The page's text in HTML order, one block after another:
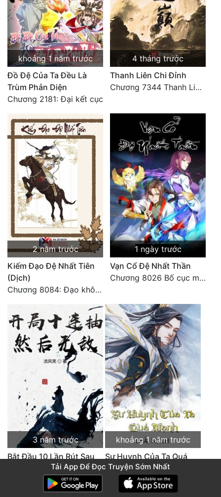
khoảng 1 năm trước
Đồ Đệ Của Ta Đều Là
Trùm Phản Diện
Chương 2181: Đại kết cục
4 tháng trước
Thanh Liên Chi Đỉnh
Chương 7344 Thanh Liên đỉnh (Đại kết cục) (2) HẾT.
2 năm trước
Kiếm Đạo Đệ Nhất Tiên
(Dịch)
Chương 8084: Đạo không bờ bến (Đại kết cục) (10)
1 ngày trước
Vạn Cổ Đệ Nhất Thần
Chương 8026 Bố cục mới
3 năm trước
Bắt Đầu 10 Lần Rút Sau
khoảng 1 năm trước
Sư Huynh Của Ta Quá
Mạnh (Dịch)
Tải App Để Đọc Truyện Sớm Nhất